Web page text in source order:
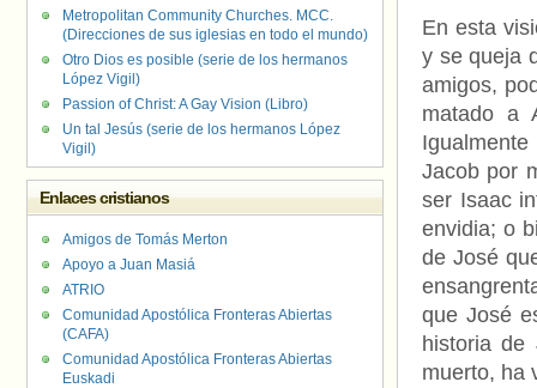
En esta
y se queja
amigos,
matado a
Jacob por
ser Isaac
envidia; o
de José
que José
historia de
muerto, ha
Metropolitan Community Churches. MCC.
(Direcciones de sus iglesias en todo el mundo)
Otro Dios es posible (serie de los hermanos
López Vigil)
Passion of Christ: A Gay Vision (Libro)
Un tal Jesús (serie de los hermanos López
Vigil)
Enlaces cristianos
Amigos de Tomás Merton
Apoyo a Juan Masiá
ATRIO
Comunidad Apostólica Fronteras Abiertas
(CAFA)
Comunidad Apostólica Fronteras Abiertas
Euskadi